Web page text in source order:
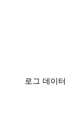
로그 데이터